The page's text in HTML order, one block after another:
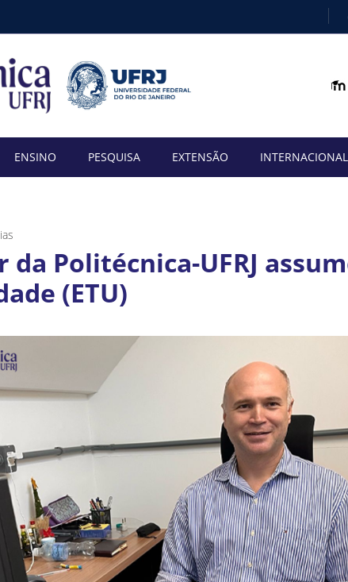
ENSINO PESQUISA EXTENSÃO INTERNACIONAL
da Politécnica-UFRJ
(ETU)